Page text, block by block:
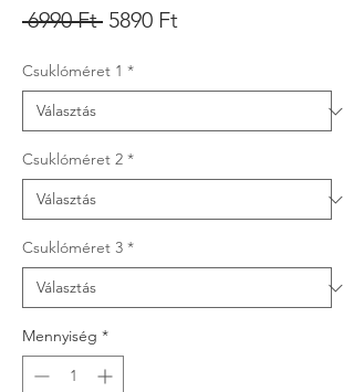
6990 Ft Szokásos
5890 FtAkciós
Csuklóméret 1 *
Csuklóméret 2 *
Csuklóméret 3 *
Mennyiség *